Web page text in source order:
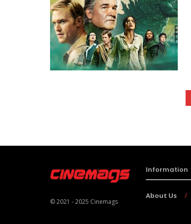
© 2021 - 2025 Cinemags
Information
About Us